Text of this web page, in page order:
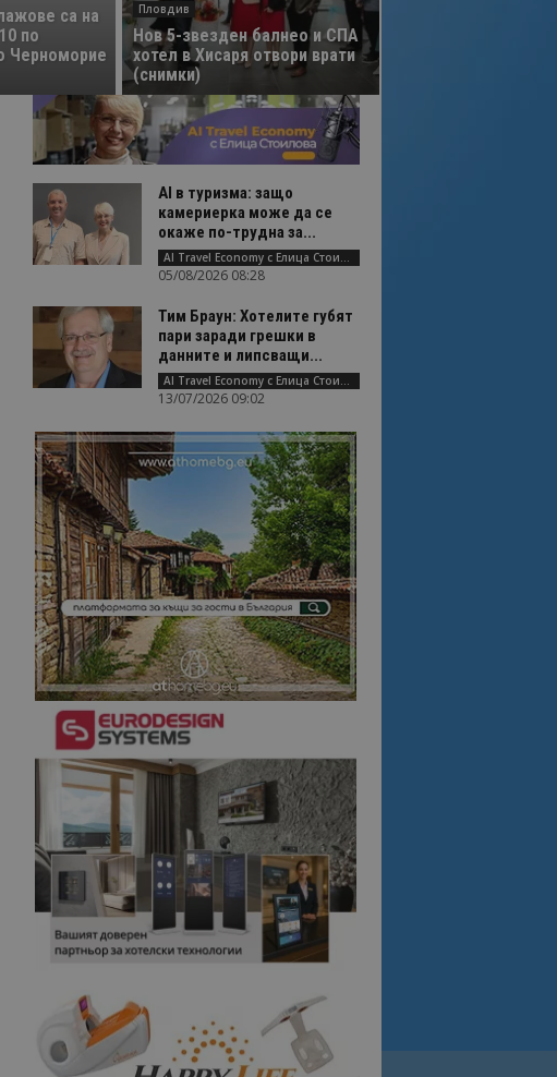
са на
по
Черноморие
Пловдив
Нов 5-звезден балнео и СПА
хотел в Хисаря отвори врати
(снимки)
AI в туризма: защо
камериерка може да се
окаже по-трудна за...
AI Travel Economy с Елица Стоилова
05/08/2026 08:28
Тим Браун: Хотелите губят
пари заради грешки в
данните и липсващи...
AI Travel Economy с Елица Стоилова
13/07/2026 09:02